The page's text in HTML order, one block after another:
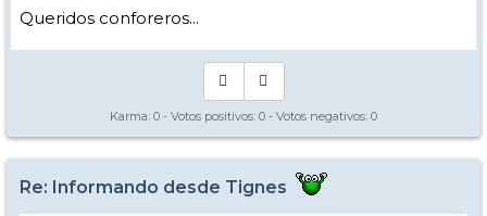
Queridos conforeros...
Karma: 0 - Votos positivos: 0 - Votos negativos: 0
Re: Informando desde Tignes